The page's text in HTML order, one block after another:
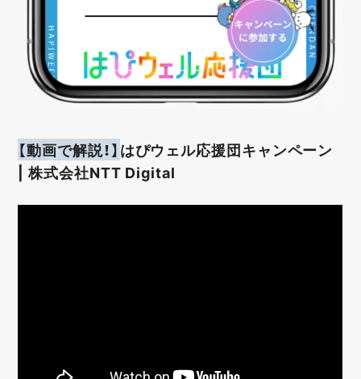
【動画で解説！】はぴウェル応援団キャンペーン
| 株式会社NTT Digital